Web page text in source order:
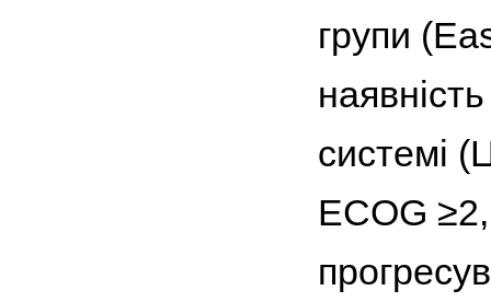
групи
системі
ECOG